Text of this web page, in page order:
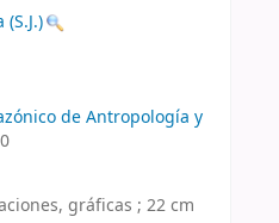
de Antropología y
gráficas ; 22 cm